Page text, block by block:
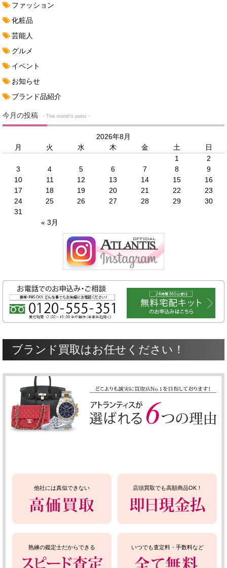
ファッション
化粧品
芸能人
グルメ
イベント
お知らせ
ブランド品紹介
今月の投稿 - This month's posts -
2026年8月
月
火 水 木 金 土 日
« 3月
1
2
3
4 5 6 7 8
9
10
11 12 13 14 15
16
17
18 19 20 21 22
23
24
25 26 27 28 29
30
31
ブランド買取はお任せください！
他社には真似できない 店頭買取でも高額商品OK！
熟練の鑑定士だからできる いつでも査定料・手数料など